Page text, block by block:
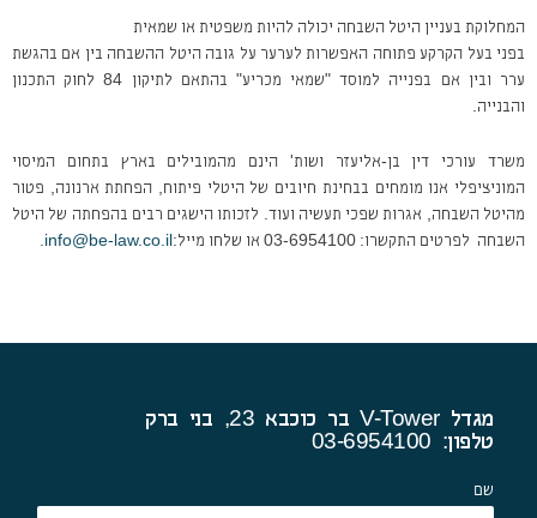
המחלוקת בעניין היטל השבחה יכולה להיות משפטית או שמאית
בפני בעל הקרקע פתוחה האפשרות לערער על גובה היטל ההשבחה בין אם בהגשת
ערר ובין אם בפנייה למוסד "שמאי מכריע" בהתאם לתיקון 84 לחוק התכנון
והבנייה.
משרד עורכי דין בן-אליעזר ושות' הינם מהמובילים בארץ בתחום המיסוי
המוניציפלי אנו מומחים בבחינת חיובים של היטלי פיתוח, הפחתת ארנונה, פטור
מהיטל השבחה, אגרות שפכי תעשיה ועוד. לזכותו הישגים רבים בהפחתה של היטל
השבחה לפרטים התקשרו: 03-6954100 או שלחו מייל:
info@be-law.co.il
.
מגדל V-Tower בר כוכבא 23, בני ברק
טלפון: 03-6954100
שם